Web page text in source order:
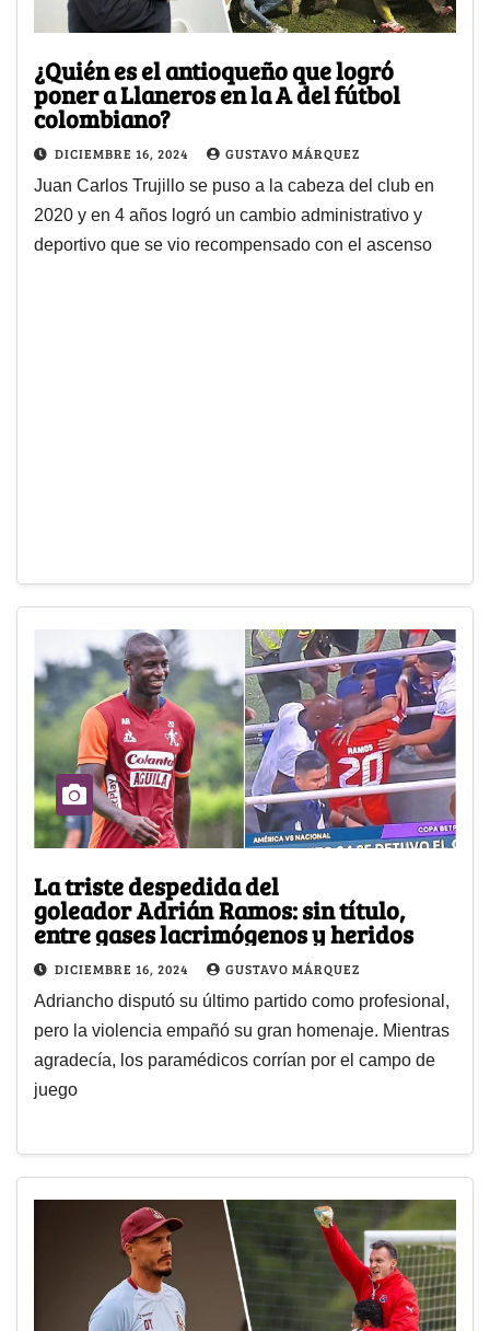
¿Quién es el antioqueño que logró
poner a Llaneros en la A del fútbol
colombiano?
DICIEMBRE 16, 2024 GUSTAVO MÁRQUEZ
Juan Carlos Trujillo se puso a la cabeza del club en
2020 y en 4 años logró un cambio administrativo y
deportivo que se vio recompensado con el ascenso
La triste despedida del
goleador Adrián Ramos: sin título,
entre gases lacrimógenos y heridos
DICIEMBRE 16, 2024 GUSTAVO MÁRQUEZ
Adriancho disputó su último partido como profesional,
pero la violencia empañó su gran homenaje. Mientras
agradecía, los paramédicos corrían por el campo de
juego